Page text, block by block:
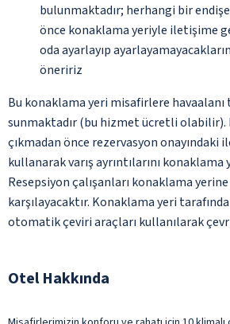
bulunmaktadır; herhangi bir
önce konaklama yeriyle iletişime
oda ayarlayıp
öneririz
Bu konaklama yeri misafirlere
sunmaktadır (bu hizmet ücretli olabilir).
çıkmadan önce rezervasyon
kullanarak varış ayrıntılarını
Resepsiyon çalışanları konaklama
karşılayacaktır. Konaklama yeri
otomatik çeviri araçları kullanılarak
Otel Hakkında